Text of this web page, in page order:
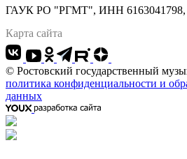
ГАУК РО "РГМТ", ИНН 6163041798,
Карта сайта
© Ростовский государственный
политика конфиденциальности и
данных